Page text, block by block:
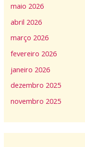
maio 2026
abril 2026
março 2026
fevereiro 2026
janeiro 2026
dezembro 2025
novembro 2025